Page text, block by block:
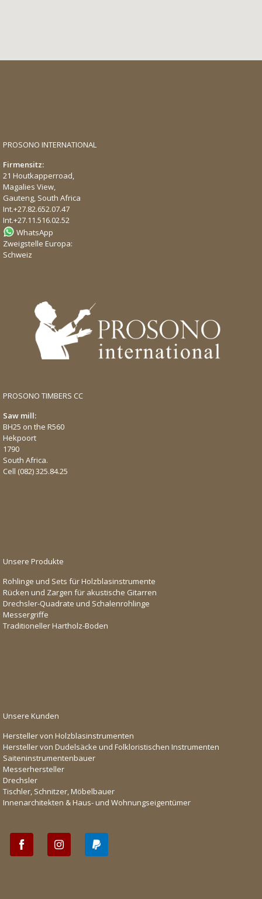
PROSONO INTERNATIONAL
Firmensitz:
21 Houtkapperroad,
Magalies View,
Gauteng, South Africa
Int.+27.82.652.07.47
Int.+27.11.516.02.52
WhatsApp
Zweigstelle Europa:
Schweiz
PROSONO TIMBERS CC
Saw mill:
BH25 on the R560
Hekpoort
1790
South Africa.
Cell (082) 325.84.25
Unsere Produkte
Rohlinge und Sets für Holzblasinstrumente
Rücken und Zargen für akustische Gitarren
Drechsler-Quadrate und Schalenrohlinge
Messergriffe
Traditioneller Hartholz-Boden
Unsere Kunden
Hersteller von Holzblasinstrumenten
Hersteller von Dudelsäcke und Folkloristischen Instrumenten
Saiteninstrumentenbauer
Messerhersteller
Drechsler
Tischler, Schnitzer, Möbelbauer
Innenarchitekten & Haus- und Wohnungseigentümer